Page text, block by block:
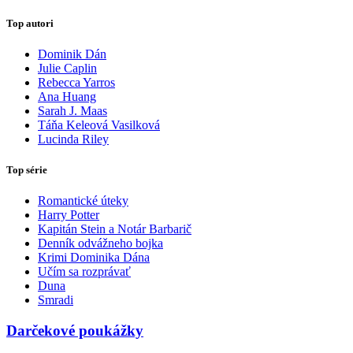
Top autori
Dominik Dán
Julie Caplin
Rebecca Yarros
Ana Huang
Sarah J. Maas
Táňa Keleová Vasilková
Lucinda Riley
Top série
Romantické úteky
Harry Potter
Kapitán Stein a Notár Barbarič
Denník odvážneho bojka
Krimi Dominika Dána
Učím sa rozprávať
Duna
Smradi
Darčekové poukážky